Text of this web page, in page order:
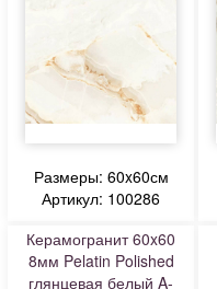
Размеры: 60x60см
Артикул: 100286
Керамогранит 60x60
8мм Pelatin Polished
глянцевая белый A-